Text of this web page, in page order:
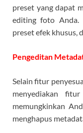
preset yang dapat
editing foto Anda.
preset efek khusus,
Pengeditan
Selain fitur
menyediakan
memungkinkan
menghapus